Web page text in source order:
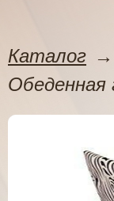
Каталог →
Обеденная